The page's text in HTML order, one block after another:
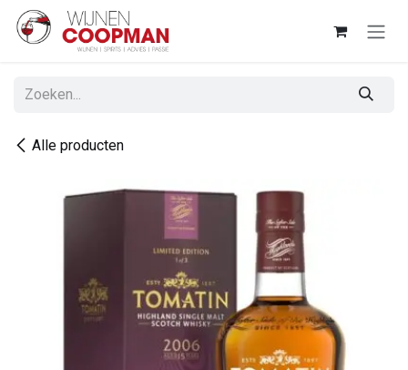
Overslaan naar inhoud
Alle producten